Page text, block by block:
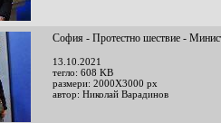
София - Протестно шествие -
13.10.2021
тегло: 608 KB
размери: 2000X3000 px
автор: Николай Варадинов